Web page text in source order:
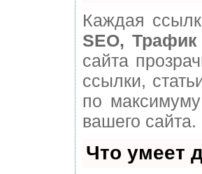
Каждая
SEO,
сайта
ссылки,
по
вашего сайта.
Что умеет